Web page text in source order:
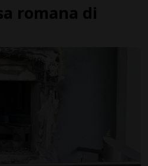
romana di